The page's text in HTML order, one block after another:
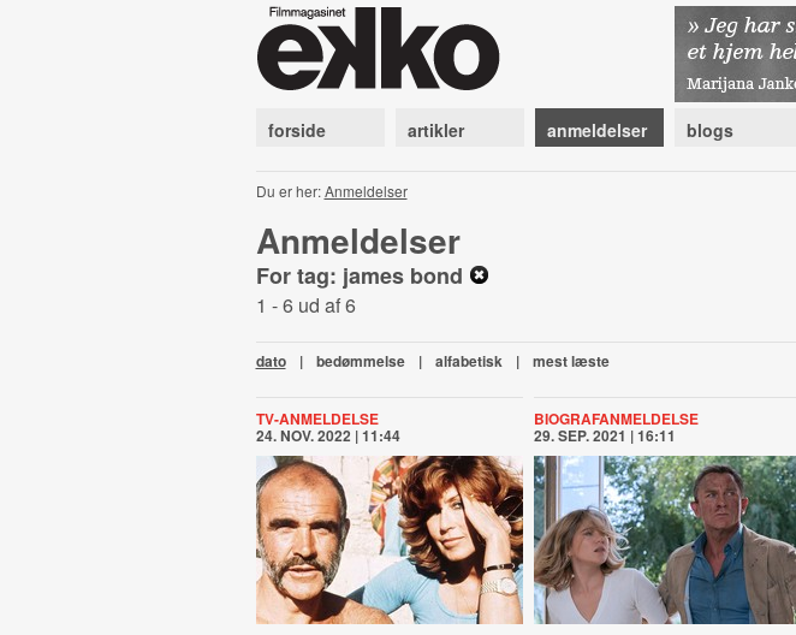
forside artikler anmeldelser blogs
Du er her:Anmeldelser
Anmeldelser
For tag: james bond
1 - 6 ud af 6
dato | bedømmelse | alfabetisk | mest læste
TV-ANMELDELSE
24. NOV. 2022 | 11:44
BIOGRAFANMELDELSE
29. SEP. 2021 | 16:11